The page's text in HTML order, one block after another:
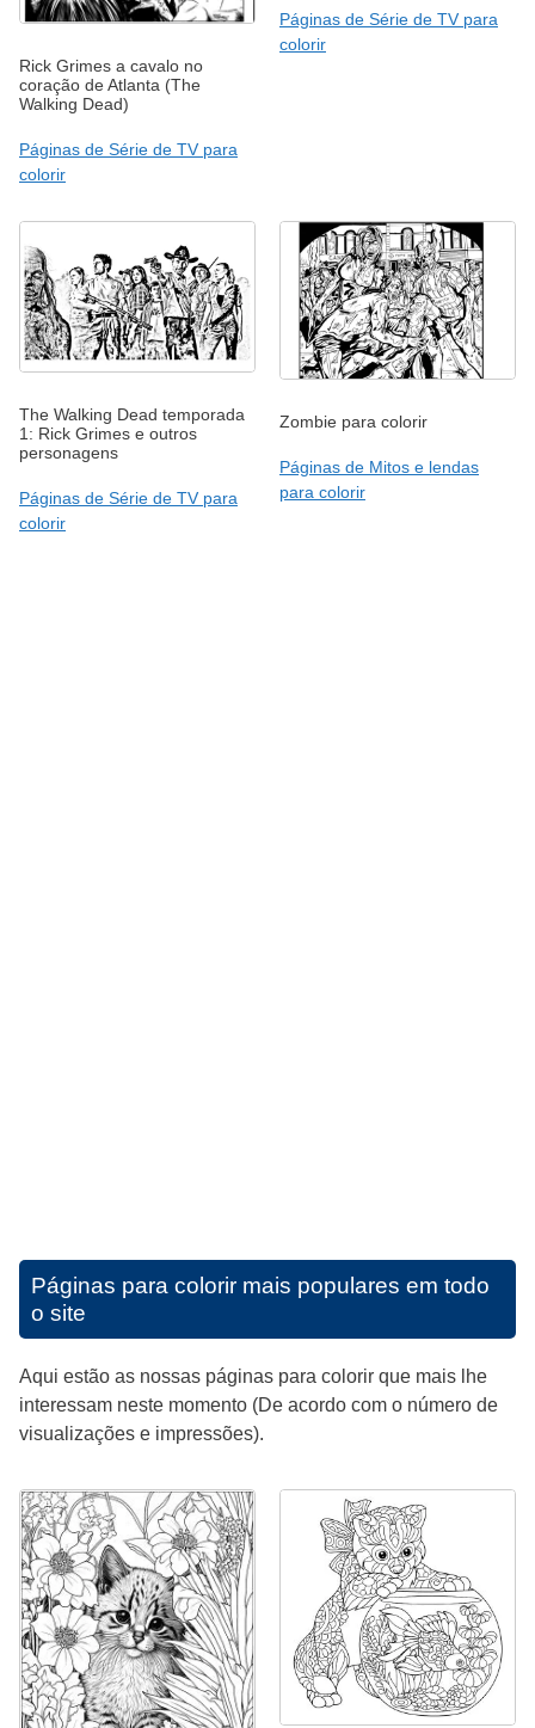
Rick Grimes a cavalo no
coração de Atlanta (The
Walking Dead)
Páginas de Série de TV para
colorir
Páginas de Série de TV para
colorir
The Walking Dead temporada
1: Rick Grimes e outros
personagens
Páginas de Série de TV para
colorir
Zombie para colorir
Páginas de Mitos e lendas
para colorir
Páginas para colorir mais populares em todo
o site
Aqui estão as nossas páginas para colorir que mais lhe
interessam neste momento (De acordo com o número de
visualizações e impressões).